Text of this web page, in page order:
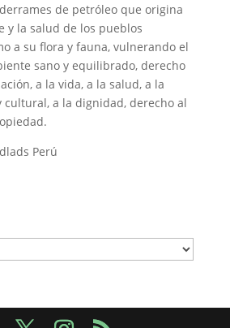
de petróleo que origina
y la salud de los pueblos
a su flora y fauna, vulnerando el
sano y equilibrado, derecho
a la vida, a la salud, a la
a la dignidad, derecho al
Perú